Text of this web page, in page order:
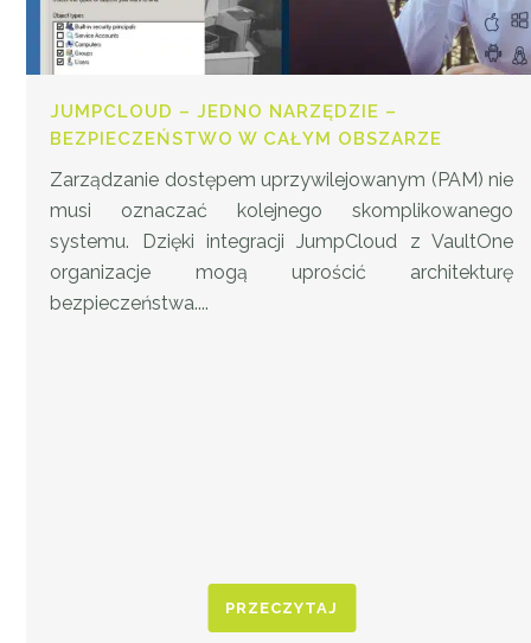
JUMPCLOUD – JEDNO NARZĘDZIE –
BEZPIECZEŃSTWO W CAŁYM OBSZARZE
Zarządzanie dostępem uprzywilejowanym (PAM) nie
musi oznaczać kolejnego skomplikowanego
systemu. Dzięki integracji JumpCloud z VaultOne
organizacje mogą uprościć architekturę
bezpieczeństwa....
PRZECZYTAJ